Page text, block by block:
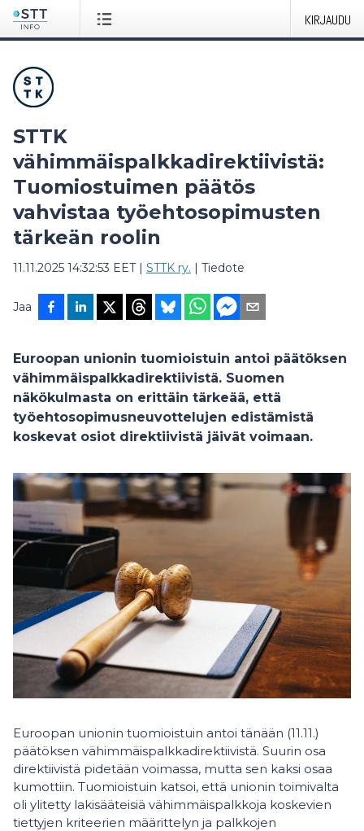
KIRJAUDU
STTK
vähimmäispalkkadirektiivistä:
Tuomiostuimen päätös
vahvistaa työehtosopimusten
tärkeän roolin
11.11.2025 14:32:53 EET| STTK ry. | Tiedote
Jaa
Euroopan unionin tuomioistuin antoi päätöksen
vähimmäispalkkadirektiivistä. Suomen
näkökulmasta on erittäin tärkeää, että
työehtosopimusneuvottelujen edistämistä
koskevat osiot direktiivistä jäivät voimaan.
Euroopan unionin tuomioistuin antoi tänään (11.11.)
päätöksen vähimmäispalkkadirektiivistä. Suurin osa
direktiivistä pidetään voimassa, mutta sen kaksi osaa
kumottiin. Tuomioistuin katsoi, että unionin toimivalta
oli ylitetty lakisääteisiä vähimmäispalkkoja koskevien
tiettyjen kriteerien määrittelyn ja palkkojen